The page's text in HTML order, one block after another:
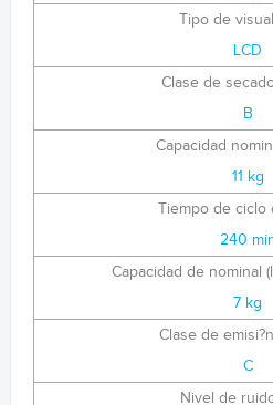
Tipo de
LCD
Clase de
B
Capacidad
11 kg
Tiempo de ciclo
240
Capacidad de nominal
7 kg
Clase de
C
Nivel de